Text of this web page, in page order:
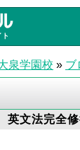
泉学園校 » ブ
文法完全修